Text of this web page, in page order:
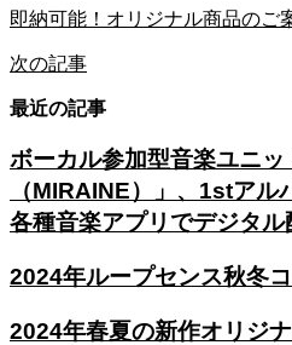
即納可能！オリジナル商品のご
次の記事
最近の記事
ボーカル参加型音楽ユニッ
（MIRAINE）」、1stア
各種音楽アプリでデジタル
2024年ループセンス秋冬
2024年春夏の新作オリジ